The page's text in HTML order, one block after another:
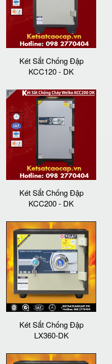
Két Sắt Chống Đập
KCC120 - DK
Két Sắt Chống Đập
KCC200 - DK
Két Sắt Chống Đập
LX360-DK